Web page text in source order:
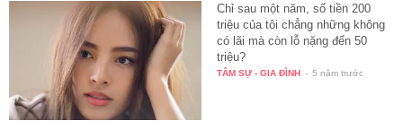
Chỉ sau một năm, số tiền 200
triệu của tôi chẳng những không
có lãi mà còn lỗ nặng đến 50
triệu?
TÂM SỰ - GIA ĐÌNH - 5 năm trước